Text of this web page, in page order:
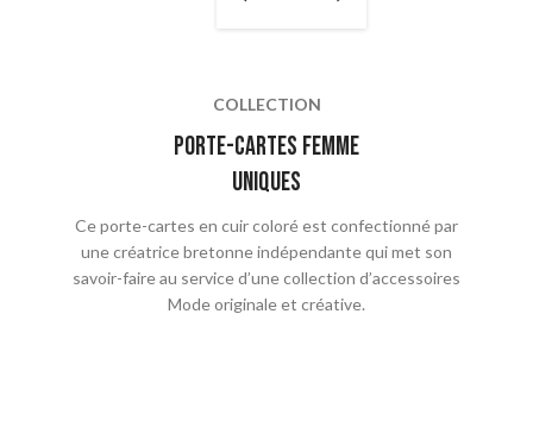
COLLECTION
porte-cartes femme
uniques
Ce porte-cartes en cuir coloré est confectionné par
une créatrice bretonne indépendante qui met son
savoir-faire au service d’une collection d’accessoires
Mode originale et créative.